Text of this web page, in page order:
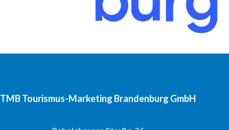
TMB Tourismus-Marketing Brandenburg GmbH